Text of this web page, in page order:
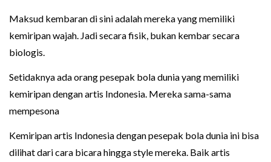
Maksud kembaran di sini adalah mereka yang memiliki
kemiripan wajah. Jadi secara fisik, bukan kembar secara
biologis.
Setidaknya ada orang pesepak bola dunia yang memiliki
kemiripan dengan artis Indonesia. Mereka sama-sama
mempesona
Kemiripan artis Indonesia dengan pesepak bola dunia ini bisa
dilihat dari cara bicara hingga style mereka. Baik artis